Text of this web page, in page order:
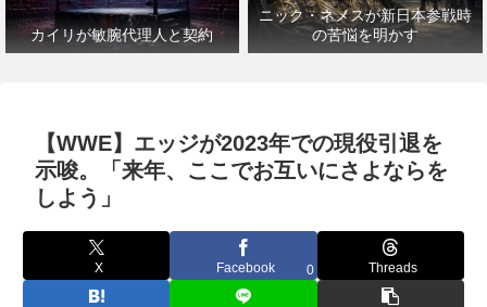
カイリが敏腕代理人と契約
ニック・ネメスが新日本参戦時
の苦悩を明かす
【WWE】エッジが2023年での現役引退を
示唆。「来年、ここでお互いにさよならを
しよう」
X Facebook 0 Threads